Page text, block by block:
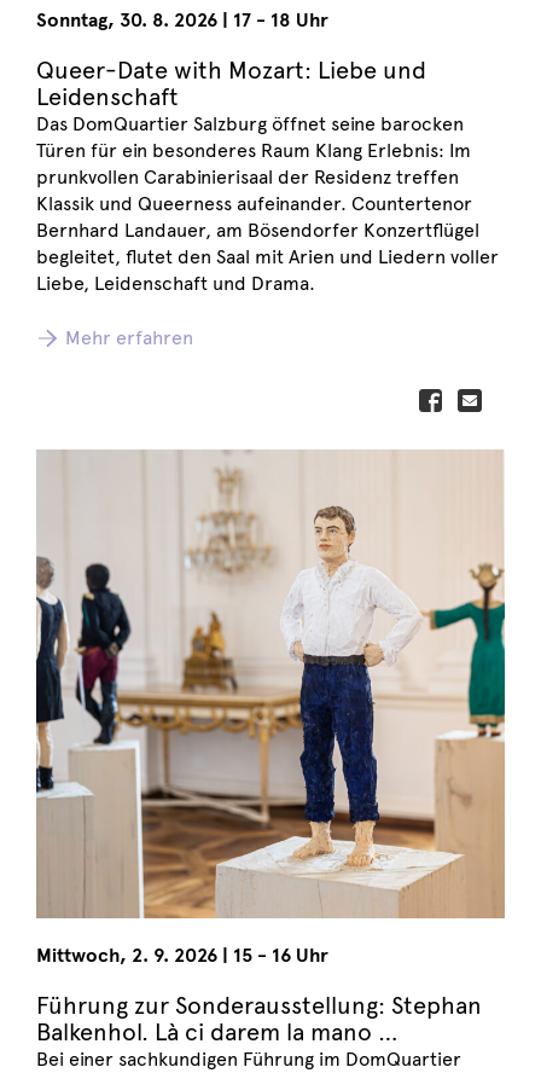
Sonntag, 30. 8. 2026 17 - 18 Uhr
Queer-Date with Mozart: Liebe und
Leidenschaft
Das DomQuartier Salzburg öffnet seine barocken
Türen für ein besonderes Raum Klang Erlebnis: Im
prunkvollen Carabinierisaal der Residenz treffen
Klassik und Queerness aufeinander. Countertenor
Bernhard Landauer, am Bösendorfer Konzertflügel
begleitet, flutet den Saal mit Arien und Liedern voller
Liebe, Leidenschaft und Drama.
Mehr erfahren
Mittwoch, 2. 9. 2026 | 15 - 16 Uhr
Führung zur Sonderausstellung: Stephan
Balkenhol. Là ci darem la mano …
Bei einer sachkundigen Führung im DomQuartier